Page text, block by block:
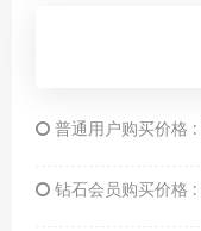
普通用户购买价格 :
钻石会员购买价格 :